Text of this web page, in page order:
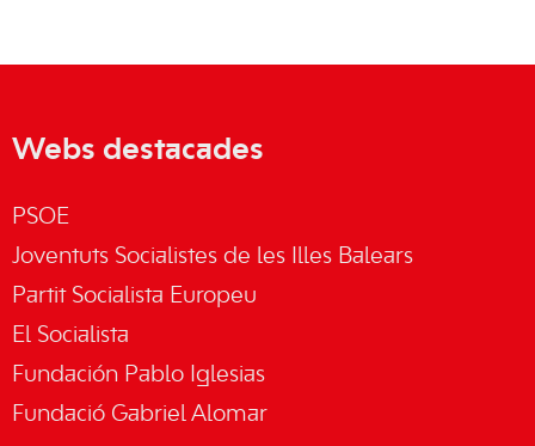
Webs destacades
PSOE
Joventuts Socialistes de les Illes Balears
Partit Socialista Europeu
El Socialista
Fundación Pablo Iglesias
Fundació Gabriel Alomar